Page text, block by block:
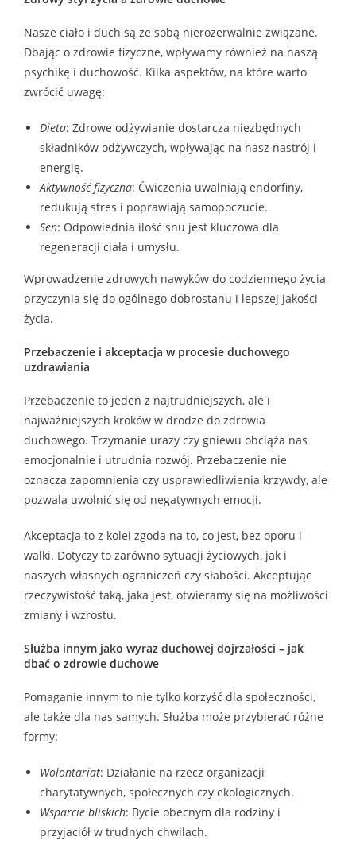
Nasze ciało i duch są ze sobą nierozerwalnie związane.
Dbając o zdrowie fizyczne, wpływamy również na naszą
psychikę i duchowość. Kilka aspektów, na które warto
zwrócić uwagę:
Dieta: Zdrowe odżywianie dostarcza niezbędnych
składników odżywczych, wpływając na nasz nastrój i
energię.
Aktywność fizyczna: Ćwiczenia uwalniają endorfiny,
redukują stres i poprawiają samopoczucie.
Sen: Odpowiednia ilość snu jest kluczowa dla
regeneracji ciała i umysłu.
Wprowadzenie zdrowych nawyków do codziennego życia
przyczynia się do ogólnego dobrostanu i lepszej jakości
życia.
Przebaczenie i akceptacja w procesie duchowego
uzdrawiania
Przebaczenie to jeden z najtrudniejszych, ale i
najważniejszych kroków w drodze do zdrowia
duchowego. Trzymanie urazy czy gniewu obciąża nas
emocjonalnie i utrudnia rozwój. Przebaczenie nie
oznacza zapomnienia czy usprawiedliwienia krzywdy, ale
pozwala uwolnić się od negatywnych emocji.
Akceptacja to z kolei zgoda na to, co jest, bez oporu i
walki. Dotyczy to zarówno sytuacji życiowych, jak i
naszych własnych ograniczeń czy słabości. Akceptując
rzeczywistość taką, jaka jest, otwieramy się na możliwości
zmiany i wzrostu.
Służba innym jako wyraz duchowej dojrzałości – jak
dbać o zdrowie duchowe
Pomaganie innym to nie tylko korzyść dla społeczności,
ale także dla nas samych. Służba może przybierać różne
formy:
Wolontariat: Działanie na rzecz organizacji
charytatywnych, społecznych czy ekologicznych.
Wsparcie bliskich: Bycie obecnym dla rodziny i
przyjaciół w trudnych chwilach.